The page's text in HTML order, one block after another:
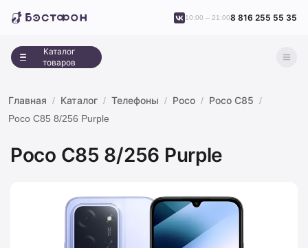
Каталог
товаров
10:00 – 21:008 816 255 55 35
Главная Каталог Телефоны Poco Poco C85
Poco C85 8/256 Purple
Poco C85 8/256 Purple